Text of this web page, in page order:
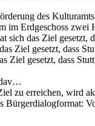
des
im Erdgeschoss
das Ziel gesetzt,
Ziel gesetzt, dass
Ziel gesetzt, dass
dav…
zu erreichen, wird
Bürgerdialogformat: